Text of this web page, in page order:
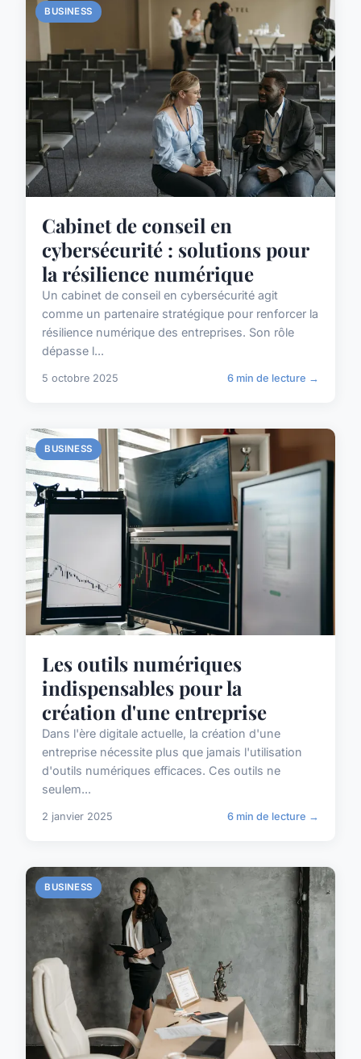
BUSINESS
Cabinet de conseil en
cybersécurité : solutions pour
la résilience numérique
Un cabinet de conseil en cybersécurité agit
comme un partenaire stratégique pour renforcer la
résilience numérique des entreprises. Son rôle
dépasse l...
5 octobre 2025 6 min de lecture →
BUSINESS
Les outils numériques
indispensables pour la
création d'une entreprise
Dans l'ère digitale actuelle, la création d'une
entreprise nécessite plus que jamais l'utilisation
d'outils numériques efficaces. Ces outils ne
seulem...
2 janvier 2025 6 min de lecture →
BUSINESS